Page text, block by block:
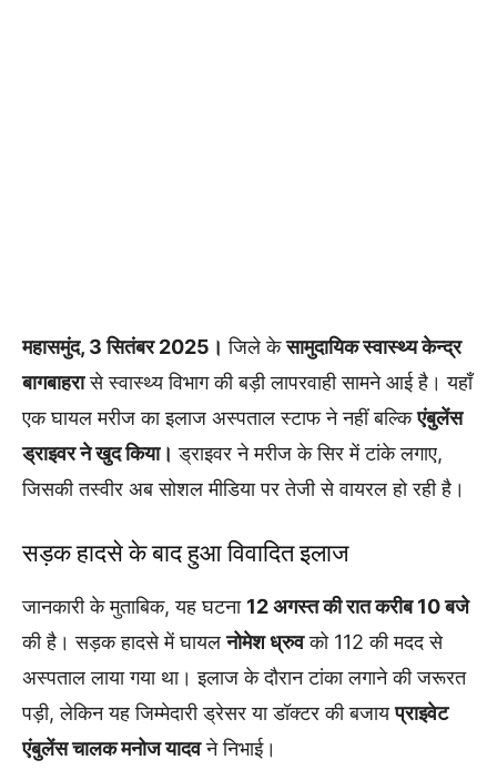
महासमुंद, 3 सितंबर 2025। जिले केसामुदायिक स्वास्थ्य केन्द्र
बागबाहरासे स्वास्थ्य विभाग की बड़ी लापरवाही सामने आई है। यहाँ
एक घायल मरीज का इलाज अस्पताल स्टाफ ने नहीं बल्किएंबुलेंस
ड्राइवर ने खुद किया। ड्राइवर ने मरीज के सिर में टांके लगाए,
जिसकी तस्वीर अब सोशल मीडिया पर तेजी से वायरल हो रही है।
सड़क हादसे के बाद हुआ विवादित इलाज
जानकारी के मुताबिक, यह घटना 12 अगस्त की रात करीब 10 बजे
की है। सड़क हादसे में घायलनोमेश ध्रुवको 112 की मदद से
अस्पताल लाया गया था। इलाज के दौरान टांका लगाने की जरूरत
पड़ी, लेकिन यह जिम्मेदारी ड्रेसर या डॉक्टर की बजायप्राइवेट
एंबुलेंस चालक मनोज यादवने निभाई।